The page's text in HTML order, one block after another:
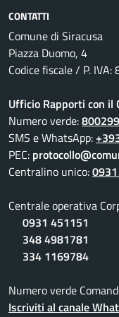
CONTATTI
Comune di Siracusa
Piazza Duomo, 4
Codice fiscale / P.
Ufficio Rapporti con il
Numero verde:
SMS e WhatsApp:
PEC:
Centralino unico:
Centrale operativa
0931 451151
348 4981781
334 1169784
Numero verde
Iscriviti al canale